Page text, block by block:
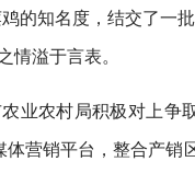
的知名度，结交了一
溢于言表。
业农村局积极对上争
体营销平台，整合产